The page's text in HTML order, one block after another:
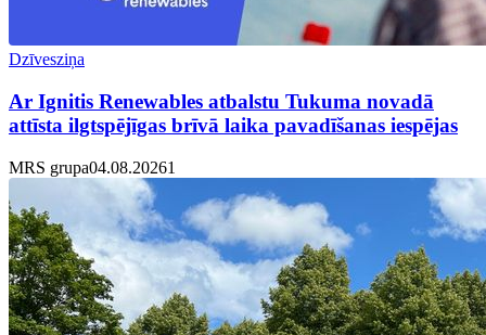
Dzīvesziņa
Ar Ignitis Renewables atbalstu Tukuma novadā
attīsta ilgtspējīgas brīvā laika pavadīšanas iespējas
MRS grupa04.08.20261